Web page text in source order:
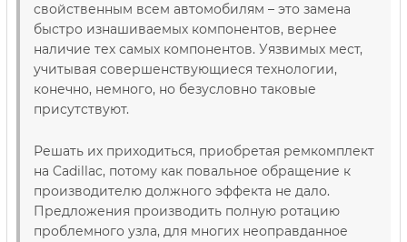
свойственным всем автомобилям – это замена
быстро изнашиваемых компонентов, вернее
наличие тех самых компонентов. Уязвимых мест,
учитывая совершенствующиеся технологии,
конечно, немного, но безусловно таковые
присутствуют.
Решать их приходиться, приобретая ремкомплект
на Cadillac, потому как повальное обращение к
производителю должного эффекта не дало.
Предложения производить полную ротацию
проблемного узла, для многих неоправданное